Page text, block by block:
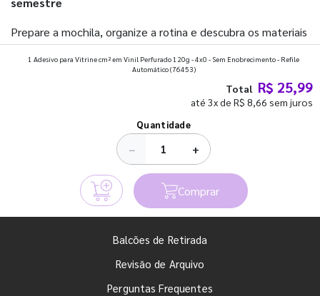
Prepare a mochila, organize a rotina e descubra os materiais
semestre com o pé direito. Confira!
1 Adesivo para Vitrine cm² em Vinil Perfurado 120g - 4x0 - Sem Enobrecimento - Refile
Automático(76453)
Total R$ 25,99
até 3x de R$ 8,66 sem juros
Quantidade
− +
Comprar
Balcões de Retirada
Revisão de Arquivo
Perguntas Frequentes